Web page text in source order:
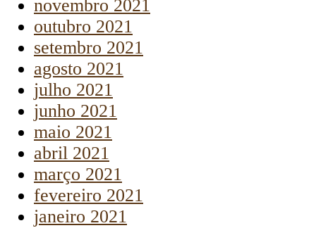
novembro 2021
outubro 2021
setembro 2021
agosto 2021
julho 2021
junho 2021
maio 2021
abril 2021
março 2021
fevereiro 2021
janeiro 2021